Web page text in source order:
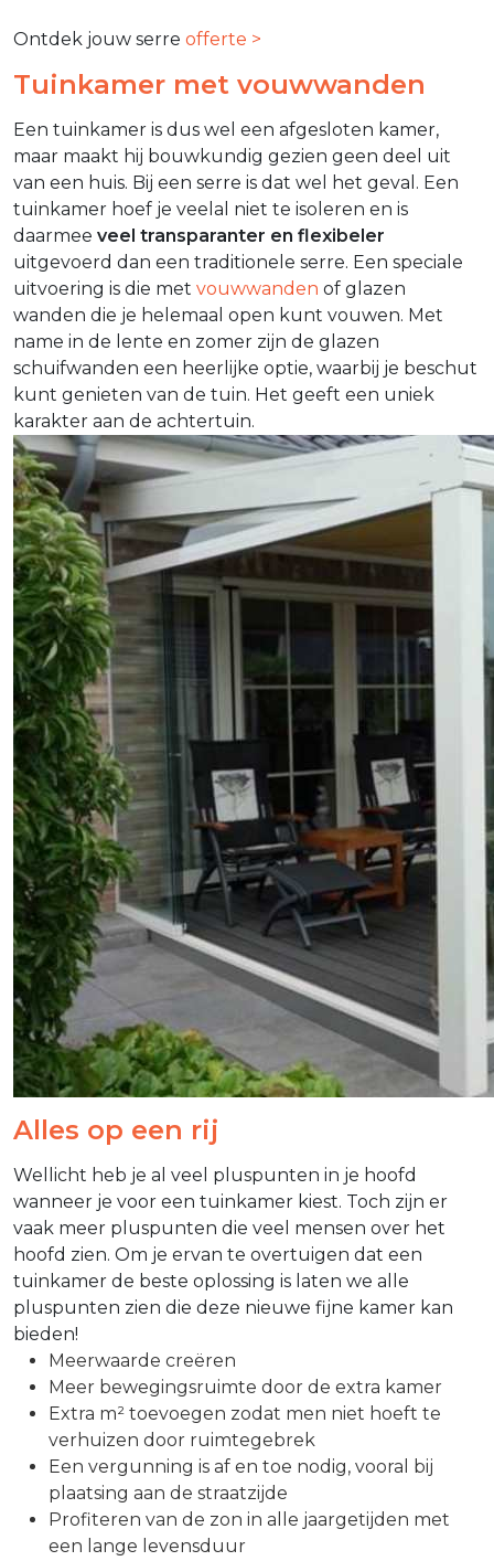
Ontdek jouw serre offerte >
Tuinkamer met vouwwanden
Een tuinkamer is dus wel een afgesloten kamer,
maar maakt hij bouwkundig gezien geen deel uit
van een huis. Bij een serre is dat wel het geval. Een
tuinkamer hoef je veelal niet te isoleren en is
daarmee veel transparanter en flexibeler
uitgevoerd dan een traditionele serre. Een speciale
uitvoering is die met vouwwanden of glazen
wanden die je helemaal open kunt vouwen. Met
name in de lente en zomer zijn de glazen
schuifwanden een heerlijke optie, waarbij je beschut
kunt genieten van de tuin. Het geeft een uniek
karakter aan de achtertuin.
Alles op een rij
Wellicht heb je al veel pluspunten in je hoofd
wanneer je voor een tuinkamer kiest. Toch zijn er
vaak meer pluspunten die veel mensen over het
hoofd zien. Om je ervan te overtuigen dat een
tuinkamer de beste oplossing is laten we alle
pluspunten zien die deze nieuwe fijne kamer kan
bieden!
Meerwaarde creëren
Meer bewegingsruimte door de extra kamer
Extra m² toevoegen zodat men niet hoeft te
verhuizen door ruimtegebrek
Een vergunning is af en toe nodig, vooral bij
plaatsing aan de straatzijde
Profiteren van de zon in alle jaargetijden met
een lange levensduur